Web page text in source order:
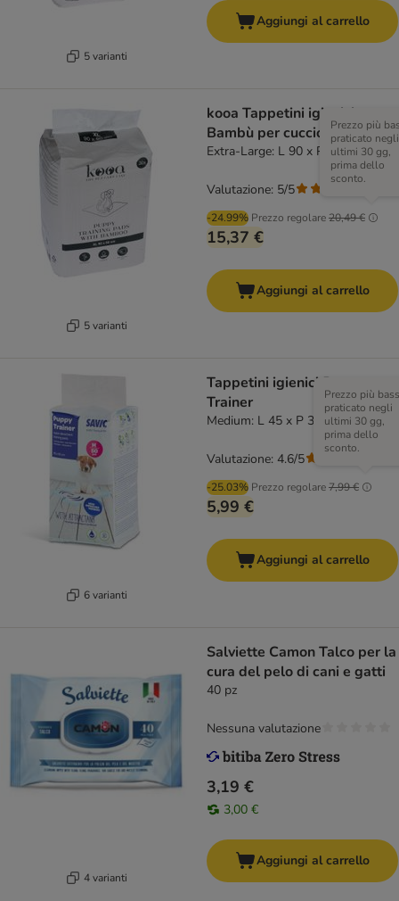
5 varianti
Aggiungi al carrello
5 varianti
kooa Tappetini igienici con
Bambù per cuccioli
Extra-Large: L 90 x P 60 cm, 30 pz
-24.99% Prezzo regolare20,49 €
Prezzo più
praticato negli
ultimi 30 gg,
prima dello
sconto.
15,37 €
Valutazione: 5/5
Aggiungi al carrello
6 varianti
Tappetini igienici Puppy
Trainer
Medium: L 45 x P 30 cm, 50 pz
-25.03% Prezzo regolare7,99 €
Prezzo più
praticato negli
ultimi 30 gg,
prima dello
sconto.
5,99 €
Valutazione: 4.6/5
Aggiungi al carrello
4 varianti
Salviette Camon Talco per la
cura del pelo di cani e gatti
40 pz
3,19 €
3,00 €
Nessuna valutazione
Aggiungi al carrello